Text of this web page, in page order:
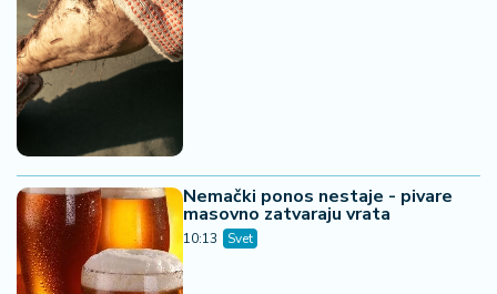
Nemački ponos nestaje - pivare
masovno zatvaraju vrata
10:13 Svet